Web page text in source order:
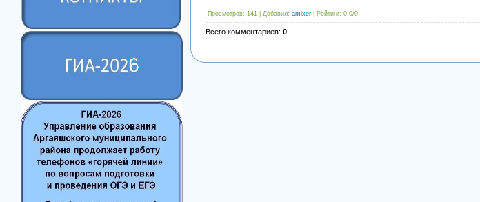
Просмотров: 141 | Добавил: amixer Рейтинг: 0.0/0
Всего комментариев: 0